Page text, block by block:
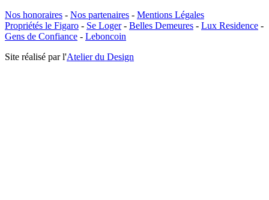
Nos honoraires - Nos partenaires - Mentions Légales
Propriétés le Figaro - Se Loger- Belles Demeures - Lux Residence -
Gens de Confiance - Leboncoin
Site réalisé par l'Atelier du Design